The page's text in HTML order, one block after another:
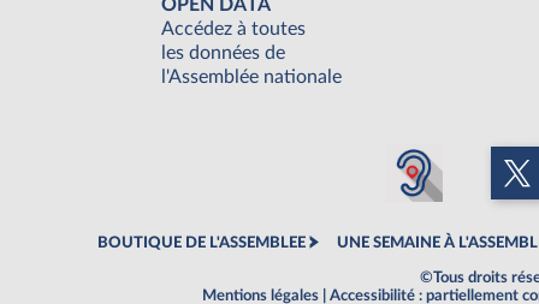
OPEN DATA
Accédez à toutes
les données de
l'Assemblée nationale
BOUTIQUE DE L'ASSEMBLEE UNE SEMAINE À
©Tous droits
Mentions légales
Accessibilité : partiellement